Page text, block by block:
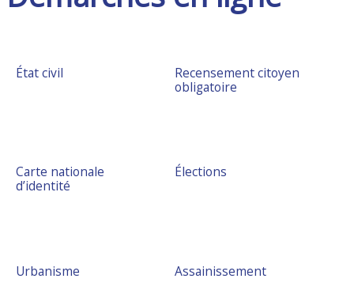
État civil
Recensement citoyen
obligatoire
Carte nationale
d’identité
Élections
Urbanisme Assainissement